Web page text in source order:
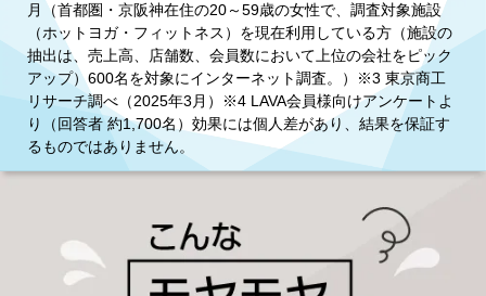
月（首都圏・京阪神在住の20～59歳の女性で、調査対象施設
（ホットヨガ・フィットネス）を現在利用している方（施設の
抽出は、売上高、店舗数、会員数において上位の会社をピック
アップ）600名を対象にインターネット調査。）※3 東京商工
リサーチ調べ（2025年3月）※4 LAVA会員様向けアンケートよ
り（回答者 約1,700名）効果には個人差があり、結果を保証す
るものではありません。